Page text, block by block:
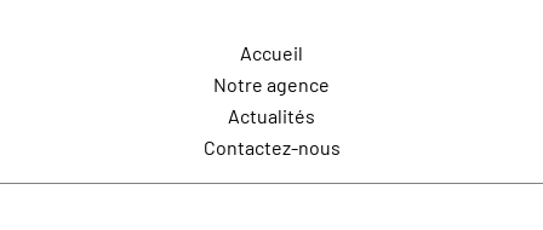
Accueil
Notre agence
Actualités
Contactez-nous